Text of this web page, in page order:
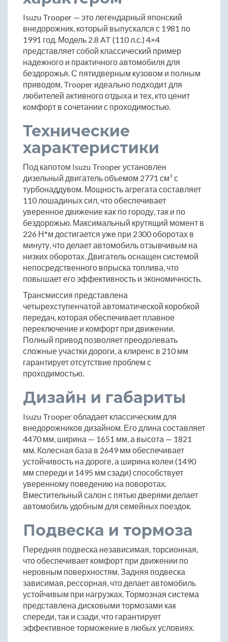
Isuzu Trooper — это легендарный японский
внедорожник, который выпускался с 1981 по
1991 год. Модель 2.8 AT (110 л.с.) 4×4
представляет собой классический пример
надежного и практичного автомобиля для
бездорожья. С пятидверным кузовом и полным
приводом, Trooper идеально подходит для
любителей активного отдыха и тех, кто ценит
комфорт в сочетании с проходимостью.
Технические
характеристики
Под капотом Isuzu Trooper установлен
дизельный двигатель объемом 2771 см³ с
турбонаддувом. Мощность агрегата составляет
110 лошадиных сил, что обеспечивает
уверенное движение как по городу, так и по
бездорожью. Максимальный крутящий момент в
226 Н*м достигается уже при 2300 оборотах в
минуту, что делает автомобиль отзывчивым на
низких оборотах. Двигатель оснащен системой
непосредственного впрыска топлива, что
повышает его эффективность и экономичность.
Трансмиссия представлена
четырехступенчатой автоматической коробкой
передач, которая обеспечивает плавное
переключение и комфорт при движении.
Полный привод позволяет преодолевать
сложные участки дороги, а клиренс в 210 мм
гарантирует отсутствие проблем с
проходимостью.
Дизайн и габариты
Isuzu Trooper обладает классическим для
внедорожников дизайном. Его длина составляет
4470 мм, ширина — 1651 мм, а высота — 1821
мм. Колесная база в 2649 мм обеспечивает
устойчивость на дороге, а ширина колеи (1490
мм спереди и 1495 мм сзади) способствует
уверенному поведению на поворотах.
Вместительный салон с пятью дверями делает
автомобиль удобным для семейных поездок.
Подвеска и тормоза
Передняя подвеска независимая, торсионная,
что обеспечивает комфорт при движении по
неровным поверхностям. Задняя подвеска
зависимая, рессорная, что делает автомобиль
устойчивым при нагрузках. Тормозная система
представлена дисковыми тормозами как
спереди, так и сзади, что гарантирует
эффективное торможение в любых условиях.